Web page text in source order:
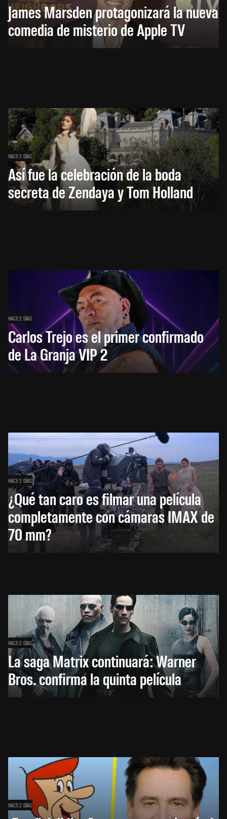
James Marsden protagonizará la nueva
comedia de misterio de Apple TV
HACE 2 DÍAS
Así fue la celebración de la boda
secreta de Zendaya y Tom Holland
HACE 2 DÍAS
Carlos Trejo es el primer confirmado
de La Granja VIP 2
HACE 2 DÍAS
¿Qué tan caro es filmar una película
completamente con cámaras IMAX de
70 mm?
HACE 2 DÍAS
La saga Matrix continuará: Warner
Bros. confirma la quinta película
HACE 2 DÍAS